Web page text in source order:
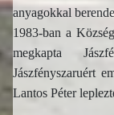
anyagokkal
1983-ban a
megkapta
Jászfényszaruért
Lantos Péter